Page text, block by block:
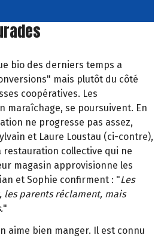
bio des derniers temps a
mais plutôt du côté
coopératives. Les
maraîchage, se poursuivent. En
ne progresse pas assez,
et Laure Loustau (ci-contre),
restauration collective qui ne
magasin approvisionne les
et Sophie confirment : "Les
les parents réclament, mais
"
aime bien manger. Il est connu